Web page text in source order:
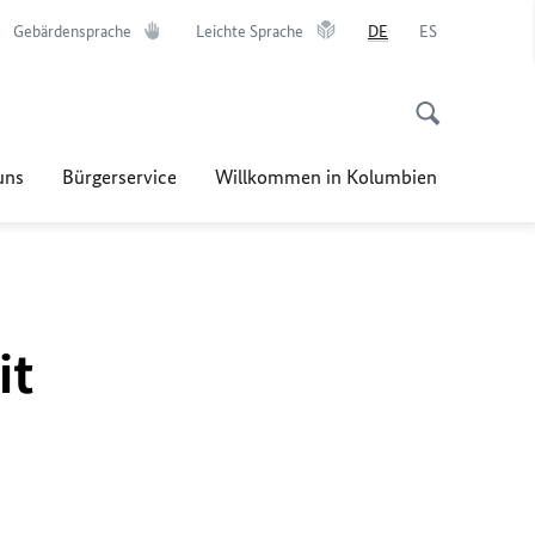
Gebärdensprache Leichte Sprache DE ES
Bürgerservice Willkommen in Kolumbien